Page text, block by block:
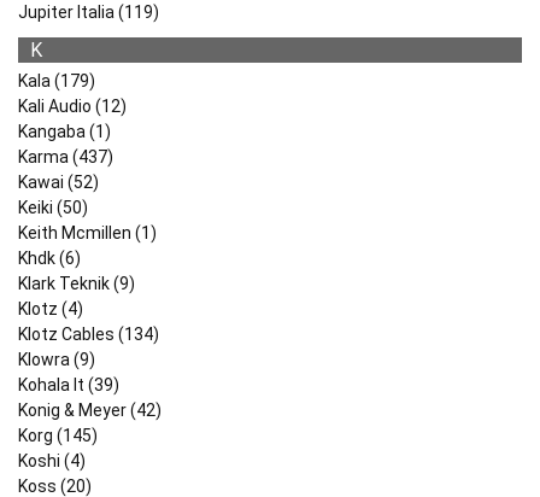
Jupiter Italia (119)
K
Kala (179)
Kali Audio (12)
Kangaba (1)
Karma (437)
Kawai (52)
Keiki (50)
Keith Mcmillen (1)
Khdk (6)
Klark Teknik (9)
Klotz (4)
Klotz Cables (134)
Klowra (9)
Kohala It (39)
Konig & Meyer (42)
Korg (145)
Koshi (4)
Koss (20)